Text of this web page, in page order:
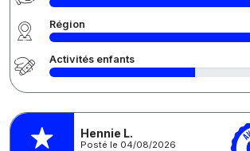
Région
Activités enfants
Hennie L.
Posté le 04/08/2026